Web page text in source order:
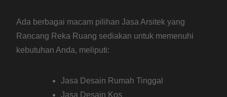
Ada berbagai macam pilihan Jasa Arsitek yang
Rancang Reka Ruang sediakan untuk memenuhi
kebutuhan Anda, meliputi:
Jasa Desain Rumah Tinggal
Jasa Desain Kos